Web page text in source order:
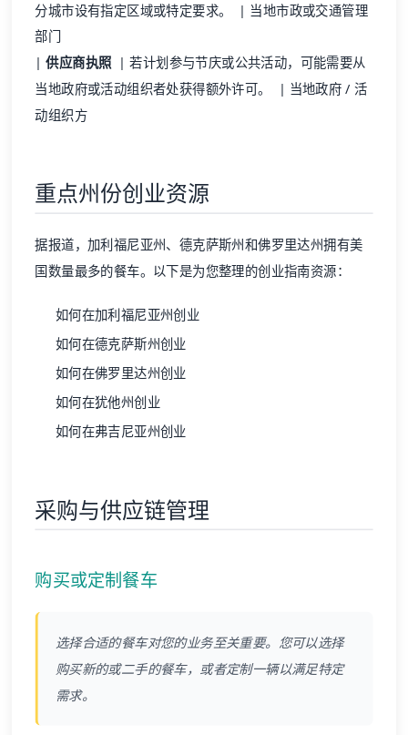
分城市设有指定区域或特定要求。 | 当地市政或交通管理
部门
|供应商执照 | 若计划参与节庆或公共活动，可能需要从
当地政府或活动组织者处获得额外许可。 | 当地政府 / 活
动组织方
重点州份创业资源
据报道，加利福尼亚州、德克萨斯州和佛罗里达州拥有美
国数量最多的餐车。以下是为您整理的创业指南资源：
如何在加利福尼亚州创业
如何在德克萨斯州创业
如何在佛罗里达州创业
如何在犹他州创业
如何在弗吉尼亚州创业
采购与供应链管理
购买或定制餐车
选择合适的餐车对您的业务至关重要。您可以选择
购买新的或二手的餐车，或者定制一辆以满足特定
需求。